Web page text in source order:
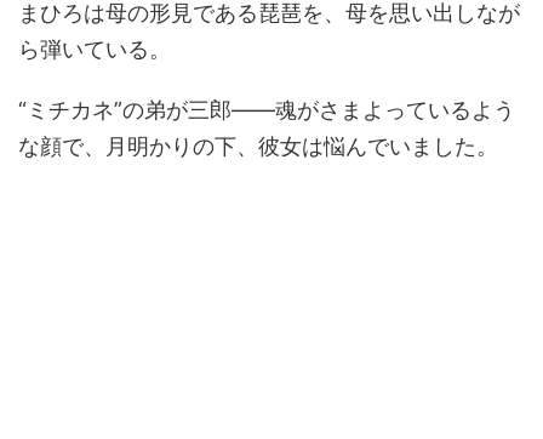
まひろは母の形見である琵琶を、母を思い出しなが
ら弾いている。
“ミチカネ”の弟が三郎――魂がさまよっているよう
な顔で、月明かりの下、彼女は悩んでいました。